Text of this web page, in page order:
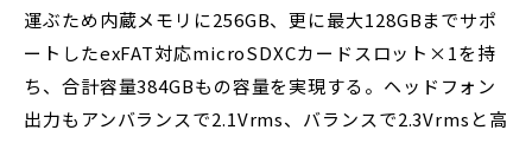
運ぶため内蔵メモリに256GB、更に最大128GBまでサポ
ートしたexFAT対応microSDXCカードスロット×1を持
ち、合計容量384GBもの容量を実現する。ヘッドフォン
出力もアンバランスで2.1Vrms、バランスで2.3Vrmsと高